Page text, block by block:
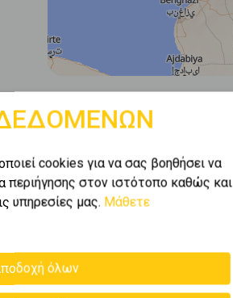
cookies για να σας βοηθήσει να
περιήγησης στον ιστότοπο καθώς και
υπηρεσίες μας. Μάθετε
όλων